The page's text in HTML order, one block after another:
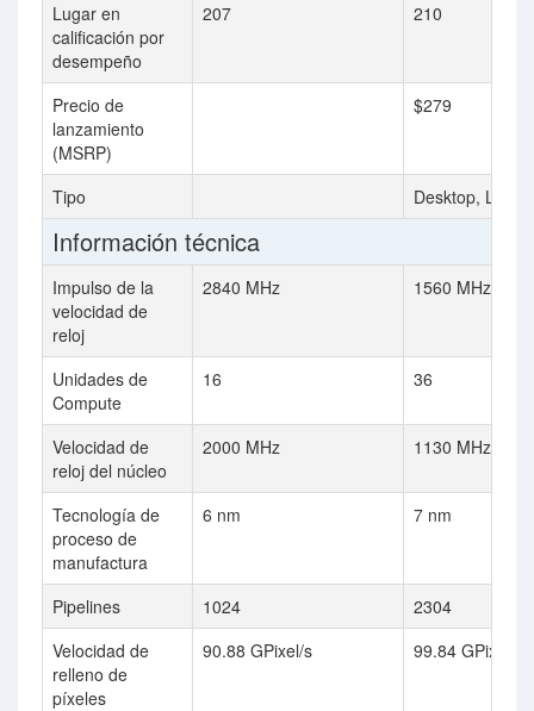
Lugar en
calificación por
desempeño
207 210
Precio de
lanzamiento
(MSRP)
$279
Tipo Desktop,
Información técnica
Impulso de la
velocidad de
reloj
2840 MHz 1560 MHz
Unidades de
Compute
16 36
Velocidad de
reloj del núcleo
2000 MHz 1130 MHz
Tecnología de
proceso de
manufactura
6 nm 7 nm
Pipelines 1024
2304
Velocidad de
relleno de
píxeles
90.88 GPixel/s 99.84 GPixel/s